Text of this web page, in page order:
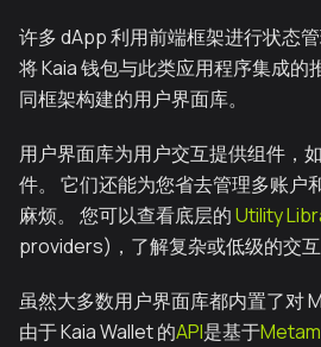
许多 dApp 利用前端框架进行状态
将 Kaia 钱包与此类应用程序集成的
同框架构建的用户界面库。
用户界面库为用户交互提供组件，
件。 它们还能为您省去管理多账户
麻烦。 您可以查看底层的Utility
providers)，了解复杂或低级的交互
虽然大多数用户界面库都内置了对
由于 Kaia Wallet 的API是基于